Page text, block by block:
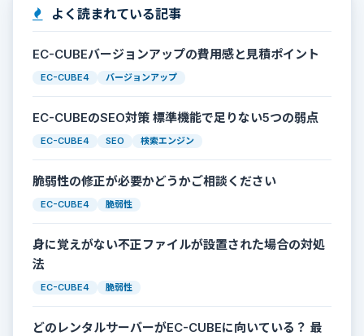
よく読まれている記事
EC-CUBEバージョンアップの費用感と見積ポイント
EC-CUBE4 バージョンアップ
EC-CUBEのSEO対策 標準機能で足りない5つの弱点
EC-CUBE4 SEO 検索エンジン
脆弱性の修正が必要かどうかご相談ください
EC-CUBE4 脆弱性
身に覚えがない不正ファイルが設置された場合の対処
法
EC-CUBE4 脆弱性
どのレンタルサーバーがEC-CUBEに向いている？ 最